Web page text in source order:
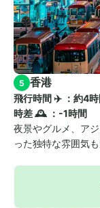
5 香港
飛行時間 ✈️ ：約4
時差 🕰️ ：-1時間
夜景やグルメ、ア
った独特な雰囲気も